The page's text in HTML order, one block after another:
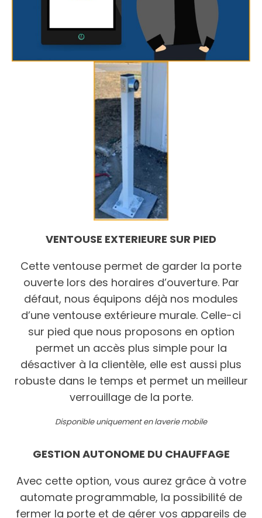
VENTOUSE EXTERIEURE SUR PIED
Cette ventouse permet de garder la porte
ouverte lors des horaires d’ouverture. Par
défaut, nous équipons déjà nos modules
d’une ventouse extérieure murale. Celle-ci
sur pied que nous proposons en option
permet un accès plus simple pour la
désactiver à la clientèle, elle est aussi plus
robuste dans le temps et permet un meilleur
verrouillage de la porte.
Disponible uniquement en laverie mobile
GESTION AUTONOME DU CHAUFFAGE
Avec cette option, vous aurez grâce à votre
automate programmable, la possibilité de
fermer la porte et de gérer vos appareils de